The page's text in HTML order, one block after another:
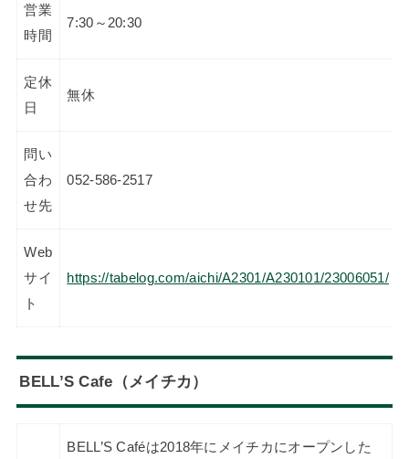
営業
時間
7:30～20:30
定休
日
無休
問い
合わ
せ先
052-586-2517
Web
サイ
ト
https://tabelog.com/aichi/A2301/A230101/23006051/
BELL’S Cafe（メイチカ）
BELL’S Caféは2018年にメイチカにオープンした